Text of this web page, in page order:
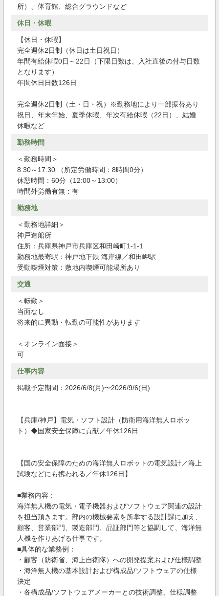
所）、体育館、総合グラウンドなど
休日・休暇
【休日・休暇】
完全週休2日制（休日は土日祝日）
年間有給休暇0日～22日（下限日数は、入社直後の付与日数
となります）
年間休日日数126日
完全週休2日制（土・日・祝）※勤務地により一部振替あり
祝日、年末年始、夏季休暇、年次有給休暇（22日）、結婚
休暇など
勤務時間
＜勤務時間＞
8:30～17:30 （所定労働時間：8時間0分）
休憩時間：60分（12:00～13:00）
時間外労働有無：有
勤務地
＜勤務地詳細＞
神戸造船所
住所：兵庫県神戸市兵庫区和田崎町1-1-1
勤務地最寄駅：神戸地下鉄 海岸線／和田岬駅
受動喫煙対策：敷地内喫煙可能場所あり
交通
＜転勤＞
当面なし
将来的に異動・転勤の可能性があります
＜オンライン面接＞
可
仕事内容
掲載予定期間：2026/6/8(月)〜2026/9/6(日)
【兵庫/神戸】電気・ソフト設計（防衛用海洋無人ロボッ
ト）◆国家安全保障に貢献／年休126日
【国の安全保障のための海洋無人ロボットの電気設計／海上
試験などにも携われる／年休126日】
■業務内容：
海洋無人機の電気・電子機器およびソフトウェア関連の設計
を担当頂きます。部内の機械要素を所掌する設計課に加え、
顧客、営業部門、製造部門、品証部門等と協調して、海洋無
人機を作りあげる仕事です。
■具体的な業務例：
・顧客（防衛省、海上自衛隊）への開発提案および仕様調整
・海洋無人機の基本設計および構成品/ソフトウェアの仕様
決定
・各構成品/ソフトウェアメーカーとの技術調整、仕様調整